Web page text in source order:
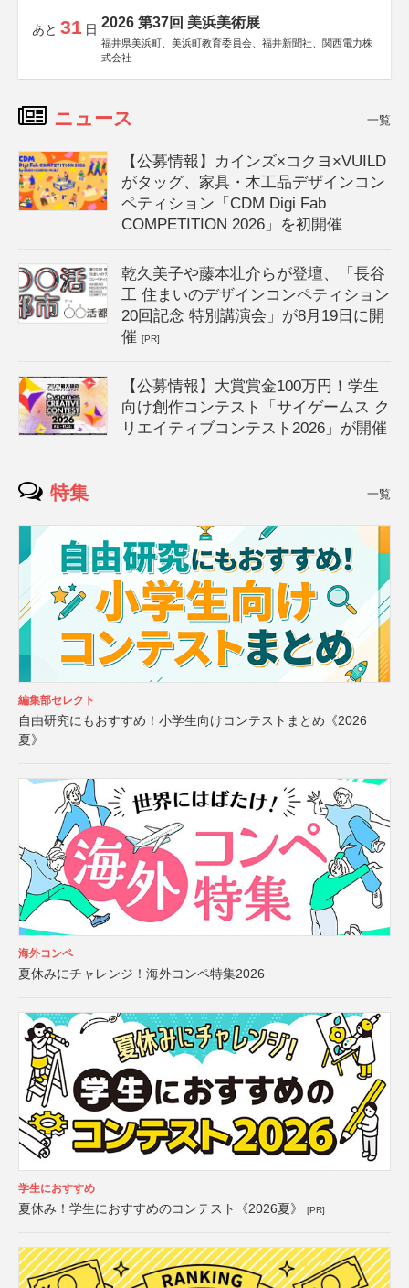
あと 31 日 2026 第37回 美浜美術展
福井県美浜町、美浜町教育委員会、福井新聞社、関西電力株
式会社
ニュース 一覧
【公募情報】カインズ×コクヨ×VUILD
がタッグ、家具・木工品デザインコン
ペティション「CDM Digi Fab
COMPETITION 2026」を初開催
乾久美子や藤本壮介らが登壇、「長谷
工 住まいのデザインコンペティション
20回記念 特別講演会」が8月19日に開
催[PR]
【公募情報】大賞賞金100万円！学生
向け創作コンテスト「サイゲームス ク
リエイティブコンテスト2026」が開催
特集 一覧
編集部セレクト
自由研究にもおすすめ！小学生向けコンテストまとめ《2026
夏》
海外コンペ
夏休みにチャレンジ！海外コンペ特集2026
学生におすすめ
夏休み！学生におすすめのコンテスト《2026夏》 [PR]